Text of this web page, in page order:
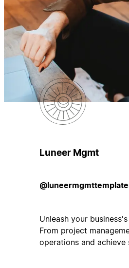
Luneer Mgmt
Unleash your
From project
operations and